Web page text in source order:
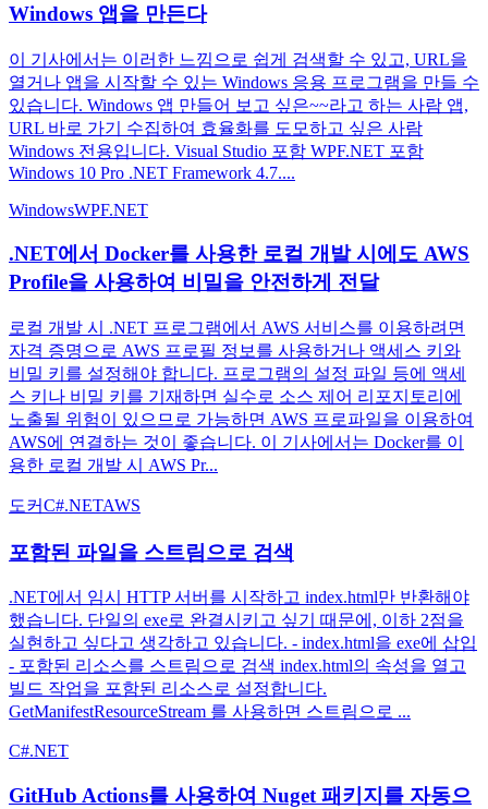
Windows 앱을 만든다
이 기사에서는 이러한 느낌으로 쉽게 검색할 수 있고, URL을
열거나 앱을 시작할 수 있는 Windows 응용 프로그램을 만들 수
있습니다. Windows 앱 만들어 보고 싶은~~라고 하는 사람 앱,
URL 바로 가기 수집하여 효율화를 도모하고 싶은 사람
Windows 전용입니다. Visual Studio 포함 WPF.NET 포함
Windows 10 Pro .NET Framework 4.7....
WindowsWPF.NET
.NET에서 Docker를 사용한 로컬 개발 시에도 AWS
Profile을 사용하여 비밀을 안전하게 전달
로컬 개발 시 .NET 프로그램에서 AWS 서비스를 이용하려면
자격 증명으로 AWS 프로필 정보를 사용하거나 액세스 키와
비밀 키를 설정해야 합니다. 프로그램의 설정 파일 등에 액세
스 키나 비밀 키를 기재하면 실수로 소스 제어 리포지토리에
노출될 위험이 있으므로 가능하면 AWS 프로파일을 이용하여
AWS에 연결하는 것이 좋습니다. 이 기사에서는 Docker를 이
용한 로컬 개발 시 AWS Pr...
도커C#.NETAWS
포함된 파일을 스트림으로 검색
.NET에서 임시 HTTP 서버를 시작하고 index.html만 반환해야
했습니다. 단일의 exe로 완결시키고 싶기 때문에, 이하 2점을
실현하고 싶다고 생각하고 있습니다. - index.html을 exe에 삽입
- 포함된 리소스를 스트림으로 검색 index.html의 속성을 열고
빌드 작업을 포함된 리소스로 설정합니다.
GetManifestResourceStream 를 사용하면 스트림으로 ...
C#.NET
GitHub Actions를 사용하여 Nuget 패키지를 자동으